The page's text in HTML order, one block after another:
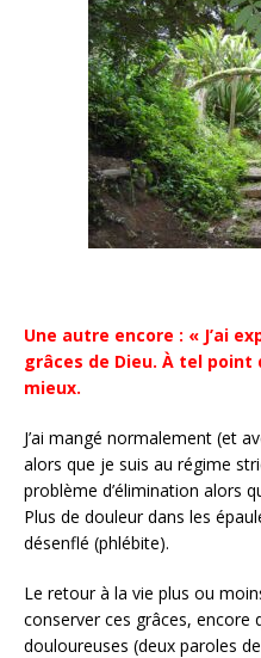
Une autre encore : « J’ai
grâces de Dieu. À tel point
mieux.
J’ai mangé normalement (et
alors que je suis au régime
problème d’élimination alors
Plus de douleur dans les
désenflé (phlébite).
Le retour à la vie plus ou
conserver ces grâces, encore
douloureuses (deux paroles